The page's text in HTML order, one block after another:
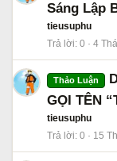
Sáng Lập
tieusuphu
Trả lời 0 4
Thảo Luận
GỌI TÊN
tieusuphu
Trả lời 0 15